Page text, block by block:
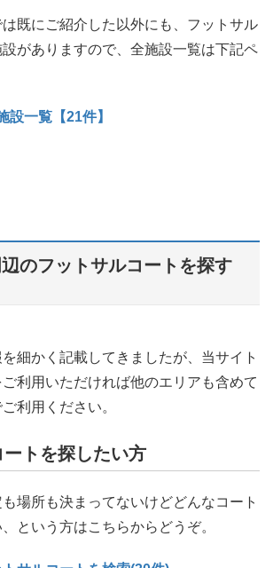
既にご紹介した以外にも、フットサル
がありますので、全施設一覧は下記ペ
設一覧【21件】
のフットサルコートを探す
細かく記載してきましたが、当サイト
利用いただければ他のエリアも含めて
利用ください。
ートを探したい方
場所も決まってないけどどんなコート
という方はこちらからどうぞ。